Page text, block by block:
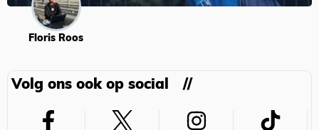
Floris Roos
Volg ons ook op social